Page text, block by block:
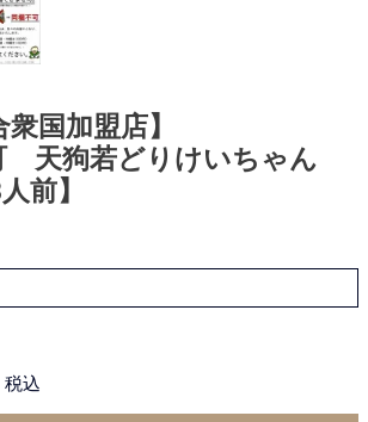
衆国加盟店】
天狗若どりけいちゃん
前】
税込